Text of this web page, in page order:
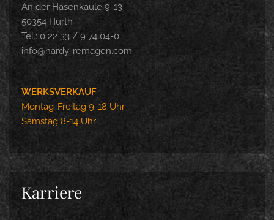
An der Hasenkaule 9-13
50354 Hürth
Tel.: 0 22 33 / 9 74 04-0
info@hardy-remagen.com
WERKSVERKAUF
Montag-Freitag 9-18 Uhr
Samstag 8-14 Uhr
Karriere